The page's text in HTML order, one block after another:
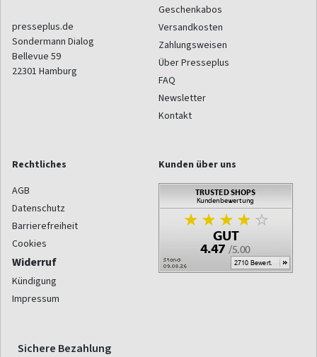
presseplus.de
Sondermann Dialog
Bellevue 59
22301 Hamburg
Geschenkabos
Versandkosten
Zahlungsweisen
Über Presseplus
FAQ
Newsletter
Kontakt
Rechtliches
AGB
Datenschutz
Barrierefreiheit
Cookies
Widerruf
Kündigung
Impressum
Kunden über uns
Sichere Bezahlung